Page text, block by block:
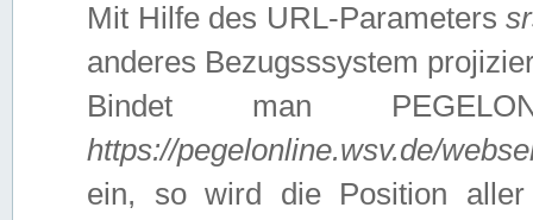
Mit Hilfe des URL-Parameters
anderes Bezugsssystem
Bindet man
https://pegelonline.wsv.de/
ein, so wird die Position